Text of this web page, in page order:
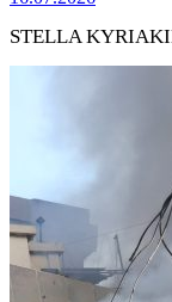
STELLA